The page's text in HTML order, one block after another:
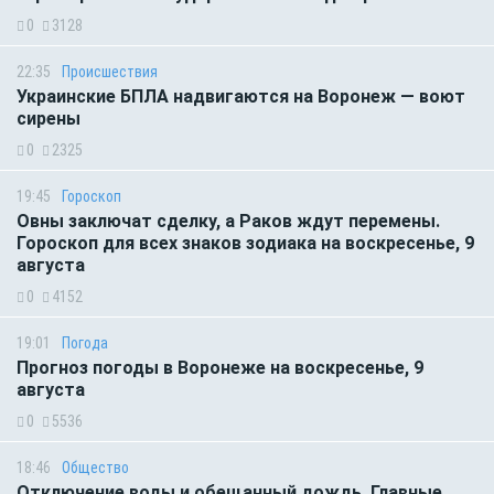
0 3128
22:35 Происшествия
Украинские БПЛА надвигаются на Воронеж — воют
сирены
0 2325
19:45 Гороскоп
Овны заключат сделку, а Раков ждут перемены.
Гороскоп для всех знаков зодиака на воскресенье, 9
августа
0 4152
19:01 Погода
Прогноз погоды в Воронеже на воскресенье, 9
августа
0 5536
18:46 Общество